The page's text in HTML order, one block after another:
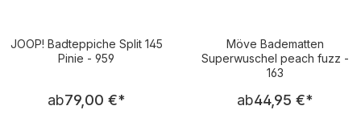
JOOP! Badteppiche Split 145
Pinie - 959
Regulärer Preis:
ab79,00 €*
Möve Badematten
Superwuschel peach fuzz -
163
Regulärer
ab44,95 €*